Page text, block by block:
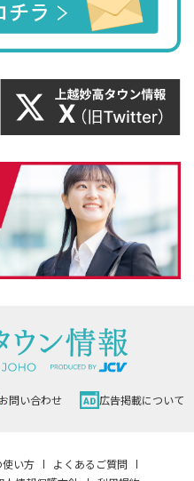
お問い合わせ 広告掲載について
い方
よくあるご質問